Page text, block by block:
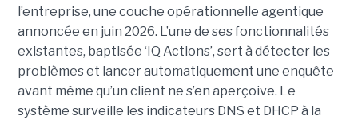
l’entreprise, une couche opérationnelle agentique
annoncée en juin 2026. L’une de ses fonctionnalités
existantes, baptisée ‘IQ Actions’, sert à détecter les
problèmes et lancer automatiquement une enquête
avant même qu’un client ne s’en aperçoive. Le
système surveille les indicateurs DNS et DHCP à la